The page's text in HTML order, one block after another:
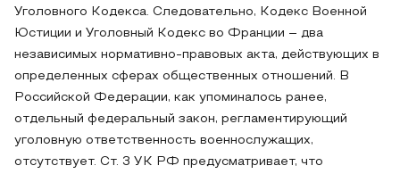
Уголовного Кодекса. Следовательно, Кодекс Военной
Юстиции и Уголовный Кодекс во Франции – два
независимых нормативно-правовых акта, действующих в
определенных сферах общественных отношений. В
Российской Федерации, как упоминалось ранее,
отдельный федеральный закон, регламентирующий
уголовную ответственность военнослужащих,
отсутствует. Ст. 3 УК РФ предусматривает, что